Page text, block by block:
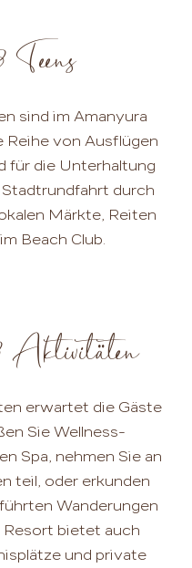
sind im Amanyura
Reihe von Ausflügen
für die Unterhaltung
durch
Märkte, Reiten
Beach Club.
erwartet die Gäste
Sie Wellness-
Spa, nehmen Sie an
teil, oder erkunden
Wanderungen
bietet auch
und private